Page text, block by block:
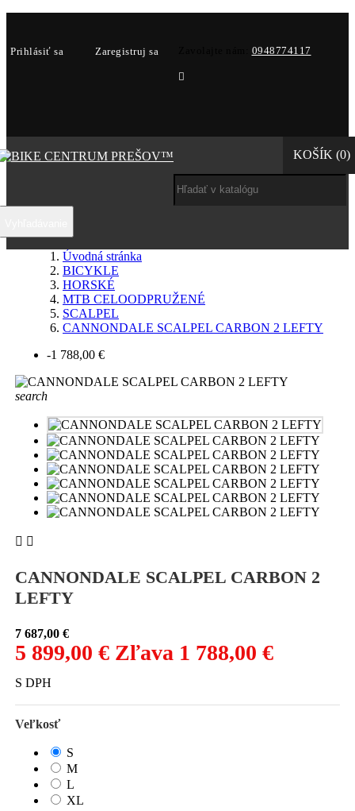
Prihlásiť sa Zaregistruj sa 0948774117

KOŠÍK (0)
Úvodná stránka
BICYKLE
HORSKÉ
MTB CELOODPRUŽENÉ
SCALPEL
CANNONDALE SCALPEL CARBON 2 LEFTY
-1 788,00 €
search
 
CANNONDALE SCALPEL CARBON 2
LEFTY
7 687,00 €
5 899,00 € Zľava 1 788,00 €
S DPH
Veľkosť
S
M
L
XL